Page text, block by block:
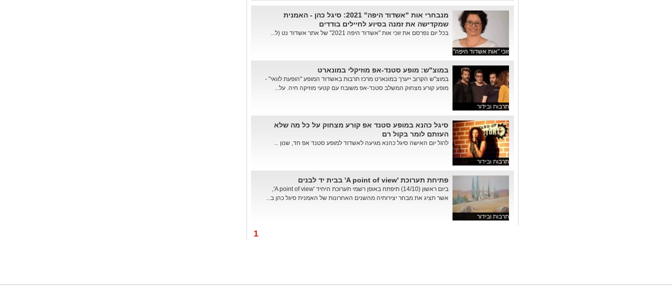
זוכי "אות אשדוד היפה"
מנבחרי אות "אשדוד היפה" 2021: סיגל כהן - האמנית
שמקדישה את זמנה בסיוע לחיילים בודדים
בכל יום נפרסם את זוכי אות "אשדוד היפה 2021" של אתר אשדוד נט (ל...
תרבות ובידור
במוצ"ש: מופע סטנד-אפ מוזיקלי במונארט
במוצ"ש הקרוב ייערך במונארט מרכז תרבות באשדוד המופע "הופעת לוואי" -
מופע קורע מצחוק המשלב סטנד-אפ משובח עם קטעי מוזיקה חיה. על...
תרבות ובידור
סיגל כהנא במופע סטנד אפ קורע מצחוק על כל מה שלא
העזתם לומר בקול רם
לרגל יום האישה סיגל כהנא מגיעה לאשדוד למופע סטנד אפ חד, שנון ...
תרבות ובידור
פתיחת תערוכת 'A point of view' בבית יד לבנים
ביום ראשון (14/10) תיפתח באופן רשמי תערוכת היחיד 'A point of view',
אשר תציג את מבחר יצירותיה מהשנים האחרונות של האמנית סיגל כהן ב...
1